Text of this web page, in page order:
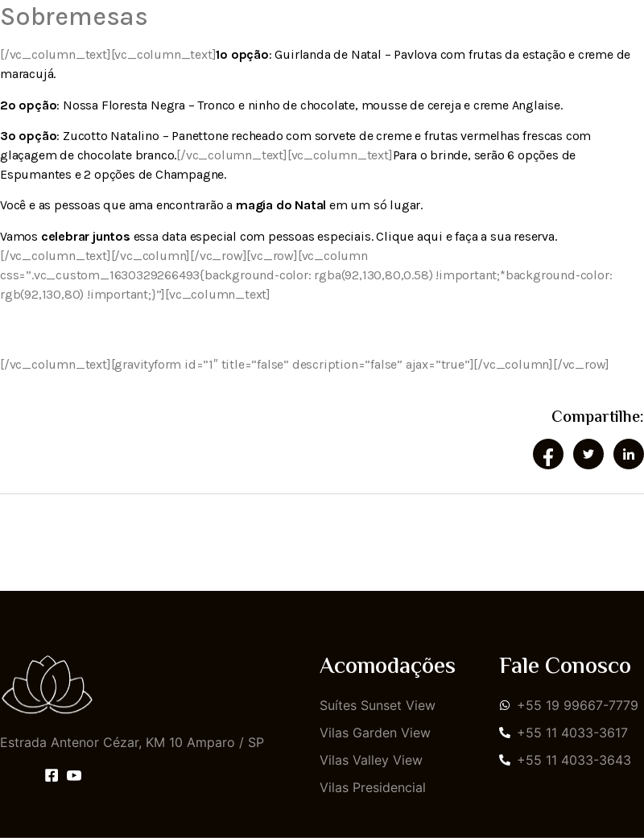
Sobremesas
[/vc_column_text][vc_column_text]1º opção: Guirlanda de Natal – Pavlova com frutas da estação e creme de
maracujá.
2º opção: Nossa Floresta Negra – Tronco e ninho de chocolate, mousse de cereja e creme Anglaise.
3º opção: Zucotto Natalino – Panettone recheado com sorvete de creme e frutas vermelhas frescas com
glaçagem de chocolate branco.[/vc_column_text][vc_column_text]Para o brinde, serão 6 opções de
Espumantes e 2 opções de Champagne.
Você e as pessoas que ama encontrarão a magia do Natal em um só lugar.
Vamos celebrar juntos essa data especial com pessoas especiais.Clique aqui e faça a sua reserva.
[/vc_column_text][/vc_column][/vc_row][vc_row][vc_column
css=”.vc_custom_1630329266493{background-color: rgba(92,130,80,0.58) !important;*background-color:
rgb(92,130,80) !important;}”][vc_column_text]
[/vc_column_text][gravityform id=”1″ title=”false” description=”false” ajax=”true”][/vc_column][/vc_row]
Compartilhe:
Estrada Antenor Cézar, KM 10 Amparo / SP
Acomodações
Suítes Sunset View
Vilas Garden View
Vilas Valley View
Vilas Presidencial
Fale Conosco
+55 19 99667-7779
+55 11 4033-3617
+55 11 4033-3643